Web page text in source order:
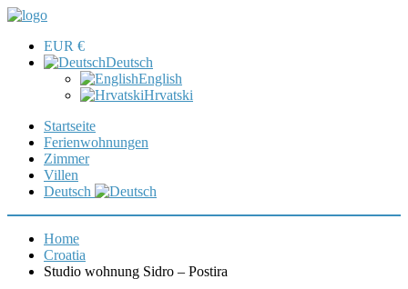
EUR €
Deutsch
English
Hrvatski
Startseite
Ferienwohnungen
Zimmer
Villen
Deutsch
Home
Croatia
Studio wohnung Sidro – Postira